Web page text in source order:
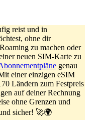
reist und in
ohne dir
zu machen oder
neuen SIM-Karte zu
genau
einer einzigen eSIM
Ländern zum Festpreis
auf deiner Rechnung
ohne Grenzen und
sicher! 🚀🌍